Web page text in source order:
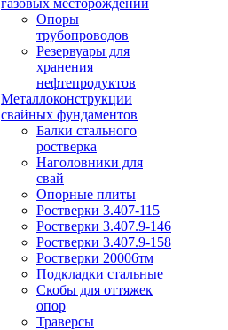
газовых месторождений
Опоры
трубопроводов
Резервуары для
хранения
нефтепродуктов
Металлоконструкции
свайных фундаментов
Балки стального
ростверка
Наголовники для
свай
Опорные плиты
Ростверки 3.407-115
Ростверки 3.407.9-146
Ростверки 3.407.9-158
Ростверки 20006тм
Подкладки стальные
Скобы для оттяжек
опор
Траверсы